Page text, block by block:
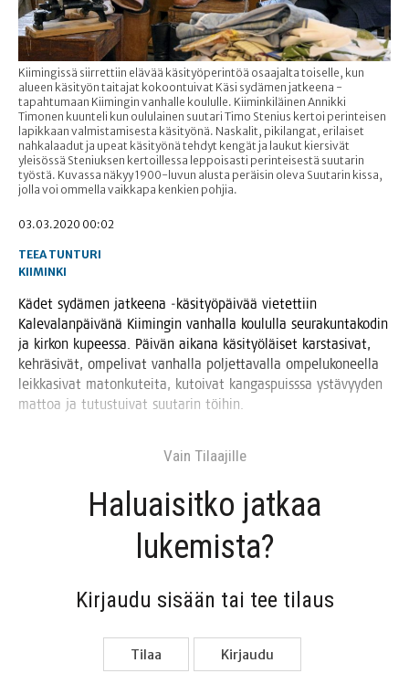
Kiimingissä siirrettiin elävää käsityöperintöä osaajalta toiselle, kun
alueen käsityön taitajat kokoontuivat Käsi sydämen jatkeena -
tapahtumaan Kiimingin vanhalle koululle. Kiiminkiläinen Annikki
Timonen kuunteli kun oululainen suutari Timo Stenius kertoi perinteisen
lapikkaan valmistamisesta käsityönä. Naskalit, pikilangat, erilaiset
nahkalaadut ja upeat käsityönä tehdyt kengät ja laukut kiersivät
yleisössä Steniuksen kertoillessa leppoisasti perinteisestä suutarin
työstä. Kuvassa näkyy 1900-luvun alusta peräisin oleva Suutarin kissa,
jolla voi ommella vaikkapa kenkien pohjia.
03.03.2020 00:02
TEEA TUNTURI
KIIMINKI
Kädet sydä­men jat­kee­na ‑käsi­työ­päi­vää vie­tet­tiin
Kale­va­lan­päi­vä­nä Kii­min­gin van­hal­la kou­lul­la seu­ra­kun­ta­ko­din
ja kir­kon kupees­sa. Päi­vän aika­na käsi­työ­läi­set kars­ta­si­vat,
keh­rä­si­vät, ompe­li­vat van­hal­la pol­jet­ta­val­la ompe­lu­ko­neel­la
leik­ka­si­vat maton­ku­tei­ta, kutoi­vat kan­gas­puiss­sa ystä­vyy­den
mat­toa ja tutus­tui­vat suu­ta­rin töihin.
Vain Tilaa­jil­le
Haluai­sit­ko jat­kaa
lukemista?
Kir­jau­du sisään tai tee tilaus
Tilaa Kir­jau­du